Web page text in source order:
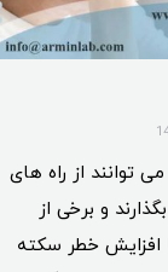
از راه های
و برخی از
افزایش خطر سکته